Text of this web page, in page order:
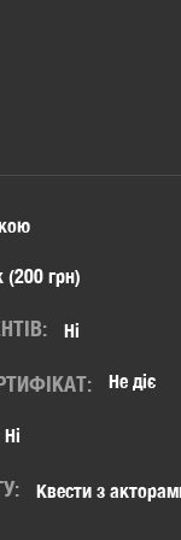
(200 грн)
Ні
Не діє
Ні
Квести з